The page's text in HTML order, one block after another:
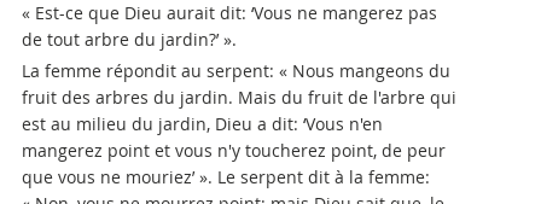
« Est-ce que Dieu aurait dit: ‘Vous ne mangerez pas
de tout arbre du jardin?’ ».
La femme répondit au serpent: « Nous mangeons du
fruit des arbres du jardin. Mais du fruit de l'arbre qui
est au milieu du jardin, Dieu a dit: ‘Vous n'en
mangerez point et vous n'y toucherez point, de peur
que vous ne mouriez’ ». Le serpent dit à la femme: